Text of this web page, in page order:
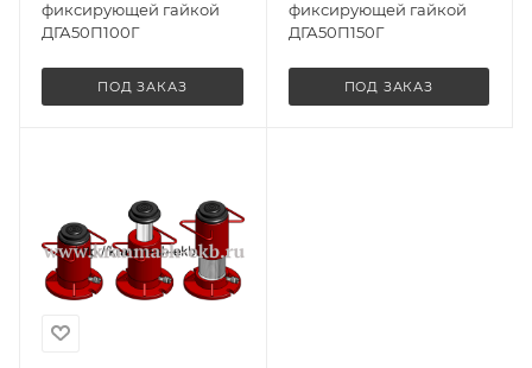
фиксирующей гайкой
ДГА50П100Г
ПОД ЗАКАЗ
фиксирующей гайкой
ДГА50П150Г
ПОД ЗАКАЗ